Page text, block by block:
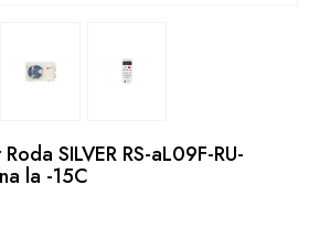
SILVER RS-aL09F-RU-
la -15C